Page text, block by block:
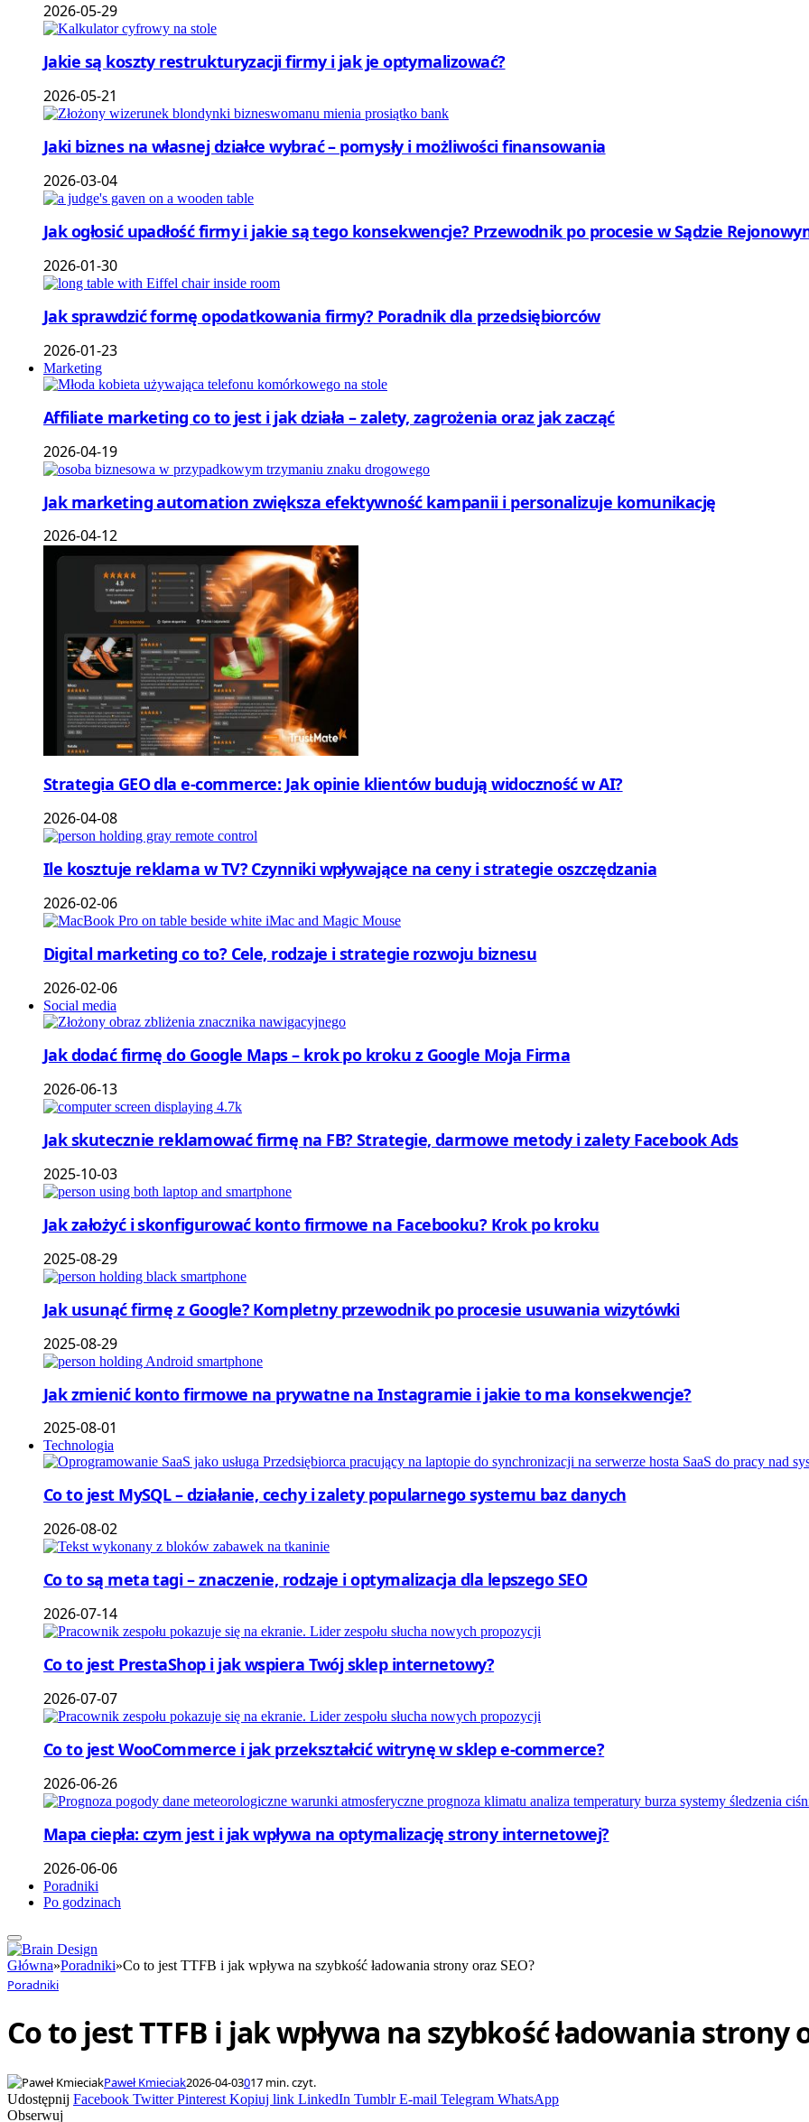
2026-05-29
Jakie są koszty restrukturyzacji firmy i jak je optymalizować?
2026-05-21
Jaki biznes na własnej działce wybrać – pomysły i możliwości finansowania
2026-03-04
Jak ogłosić upadłość firmy i jakie są tego konsekwencje? Przewodnik po procesie w Sądzie
2026-01-30
Jak sprawdzić formę opodatkowania firmy? Poradnik dla przedsiębiorców
2026-01-23
Marketing
Affiliate marketing co to jest i jak działa – zalety, zagrożenia oraz jak zacząć
2026-04-19
Jak marketing automation zwiększa efektywność kampanii i personalizuje komunikację
2026-04-12
Strategia GEO dla e-commerce: Jak opinie klientów budują widoczność w AI?
2026-04-08
Ile kosztuje reklama w TV? Czynniki wpływające na ceny i strategie oszczędzania
2026-02-06
Digital marketing co to? Cele, rodzaje i strategie rozwoju biznesu
2026-02-06
Social media
Jak dodać firmę do Google Maps – krok po kroku z Google Moja Firma
2026-06-13
Jak skutecznie reklamować firmę na FB? Strategie, darmowe metody i zalety Facebook Ads
2025-10-03
Jak założyć i skonfigurować konto firmowe na Facebooku? Krok po kroku
2025-08-29
Jak usunąć firmę z Google? Kompletny przewodnik po procesie usuwania wizytówki
2025-08-29
Jak zmienić konto firmowe na prywatne na Instagramie i jakie to ma konsekwencje?
2025-08-01
Technologia
Co to jest MySQL – działanie, cechy i zalety popularnego systemu baz danych
2026-08-02
Co to są meta tagi – znaczenie, rodzaje i optymalizacja dla lepszego SEO
2026-07-14
Co to jest PrestaShop i jak wspiera Twój sklep internetowy?
2026-07-07
Co to jest WooCommerce i jak przekształcić witrynę w sklep e-commerce?
2026-06-26
Mapa ciepła: czym jest i jak wpływa na optymalizację strony internetowej?
2026-06-06
Poradniki
Po godzinach
Główna»Poradniki»Co to jest TTFB i jak wpływa na szybkość ładowania strony oraz SEO?
Poradniki
Co to jest TTFB i jak wpływa na szybkość ładowania strony
Paweł Kmieciak2026-04-03017 min. czyt.
Udostępnij Facebook Twitter Pinterest Kopiuj link LinkedIn Tumblr E-mail Telegram WhatsApp
Obserwuj